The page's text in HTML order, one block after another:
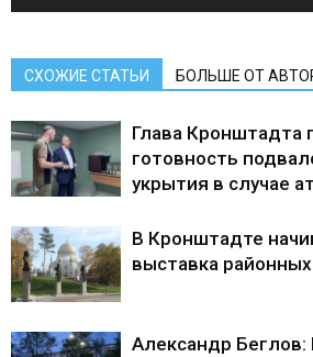
СХОЖИЕ СТАТЬИ БОЛЬШЕ ОТ
Глава Кронштадта
готовность
укрытия в случае
В Кронштадте
выставка
Александр